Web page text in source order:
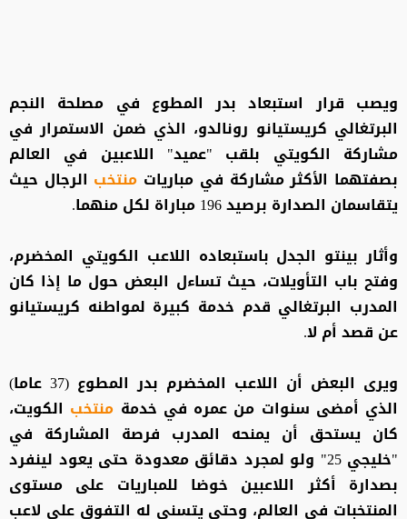
ويصب قرار استبعاد بدر المطوع في مصلحة النجم
البرتغالي كريستيانو رونالدو، الذي ضمن الاستمرار في
مشاركة الكويتي بلقب "عميد" اللاعبين في العالم
بصفتهما الأكثر مشاركة في مباريات منتخب الرجال حيث
يتقاسمان الصدارة برصيد 196 مباراة لكل منهما.
وأثار بينتو الجدل باستبعاده اللاعب الكويتي المخضرم،
وفتح باب التأويلات، حيث تساءل البعض حول ما إذا كان
المدرب البرتغالي قدم خدمة كبيرة لمواطنه كريستيانو
عن قصد أم لا.
ويرى البعض أن اللاعب المخضرم بدر المطوع (37 عاما)
الذي أمضى سنوات من عمره في خدمة منتخب الكويت،
كان يستحق أن يمنحه المدرب فرصة المشاركة في
"خليجي 25" ولو لمجرد دقائق معدودة حتى يعود لينفرد
بصدارة أكثر اللاعبين خوضا للمباريات على مستوى
المنتخبات في العالم، وحتى يتسنى له التفوق على لاعب